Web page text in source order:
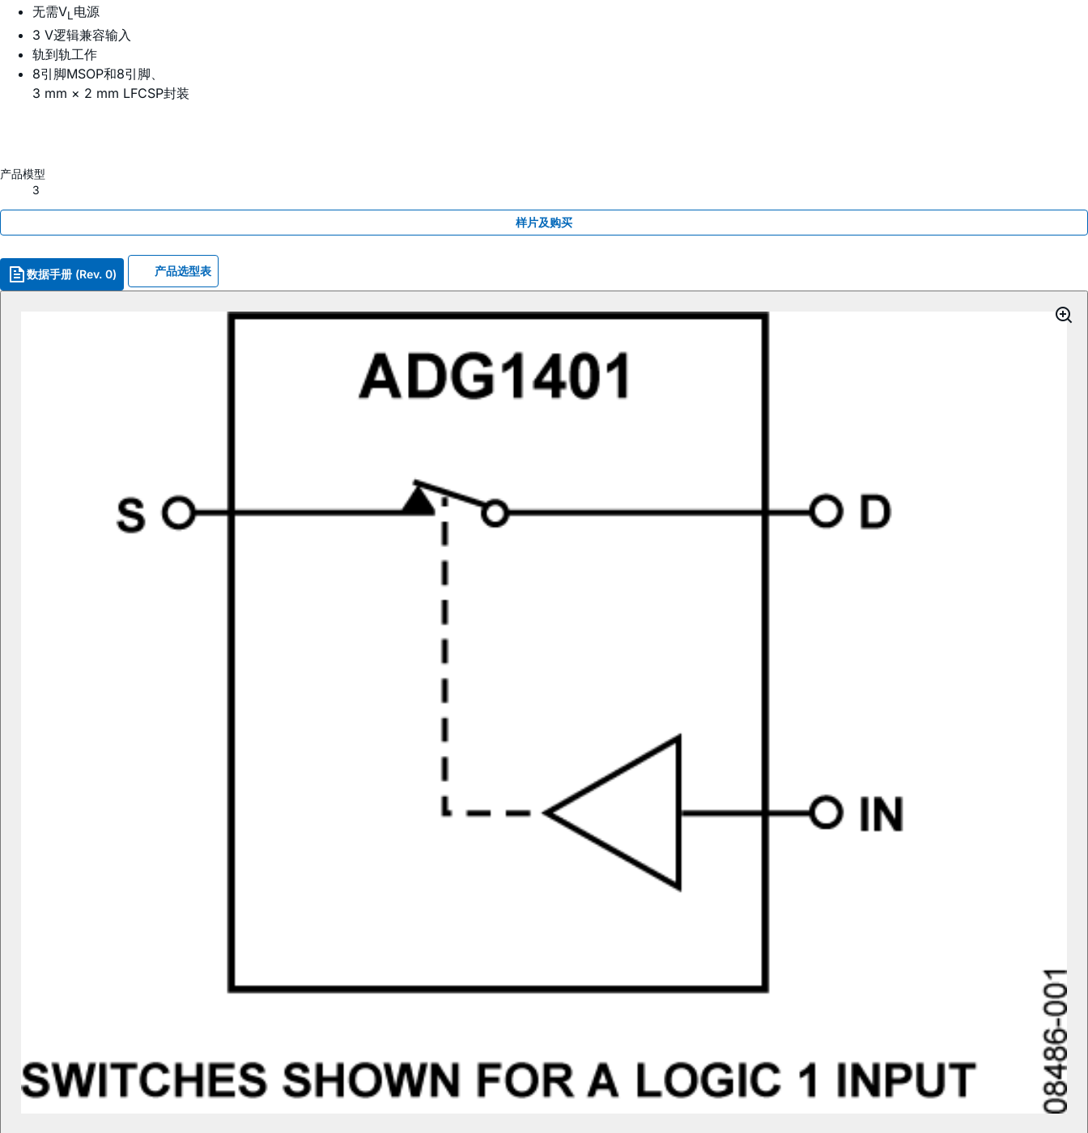
无需VL电源
3 V逻辑兼容输入
轨到轨工作
8引脚MSOP和8引脚、
3 mm × 2 mm LFCSP封装
产品模型
3
样片及购买
数据手册 (Rev. 0) 产品选型表